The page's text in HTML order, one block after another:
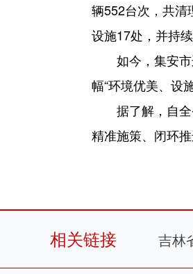
辆552台次，共清
设施17处，并持
如今，集安
幅“环境优美、设
据了解，自
精准施策、闭环
相关链接 吉林